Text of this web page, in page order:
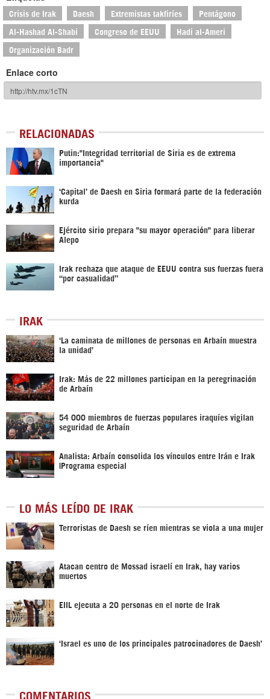
Crisis de Irak Daesh Extremistas takfiríes Pentágono
Al-Hashad Al-Shabi Congreso de EEUU Hadi al-Ameri
Organización Badr
Enlace corto
RELACIONADAS
Putin:"Integridad territorial de Siria es de extrema
importancia"
‘Capital’ de Daesh en Siria formará parte de la federación
kurda
Ejército sirio prepara "su mayor operación" para liberar
Alepo
Irak rechaza que ataque de EEUU contra sus fuerzas fuera
“por casualidad”
IRAK
‘La caminata de millones de personas en Arbaín muestra
la unidad’
Irak: Más de 22 millones participan en la peregrinación
de Arbaín
54 000 miembros de fuerzas populares iraquíes vigilan
seguridad de Arbaín
Analista: Arbaín consolida los vínculos entre Irán e Irak
|Programa especial
LO MÁS LEÍDO DE IRAK
Terroristas de Daesh se ríen mientras se viola a una mujer
Atacan centro de Mossad israelí en Irak, hay varios
muertos
EIIL ejecuta a 20 personas en el norte de Irak
‘Israel es uno de los principales patrocinadores de Daesh’
COMENTARIOS